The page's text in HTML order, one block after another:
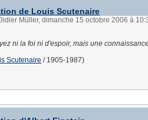
de Louis Scutenaire
Müller, dimanche 15 octobre 2006 à
ni la foi ni d'espoir, mais une
Scutenaire / 1905-1987)